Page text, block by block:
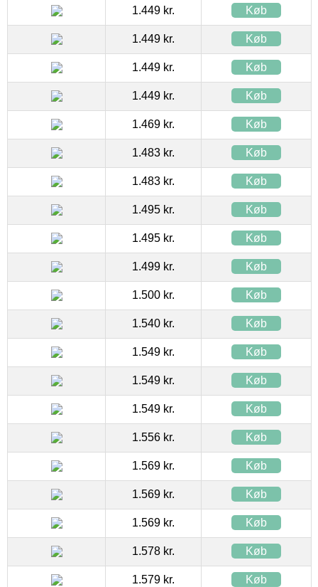
1.449 kr. Køb
1.449 kr. Køb
1.449 kr. Køb
1.449 kr. Køb
1.469 kr. Køb
1.483 kr. Køb
1.483 kr. Køb
1.495 kr. Køb
1.495 kr. Køb
1.499 kr. Køb
1.500 kr. Køb
1.540 kr. Køb
1.549 kr. Køb
1.549 kr. Køb
1.549 kr. Køb
1.556 kr. Køb
1.569 kr. Køb
1.569 kr. Køb
1.569 kr. Køb
1.578 kr. Køb
1.579 kr. Køb